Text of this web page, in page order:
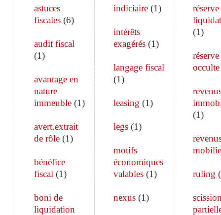
astuces
fiscales (6)
audit fiscal
(1)
avantage en
nature
immeuble (1)
avert.extrait
de rôle (1)
bénéfice
fiscal (1)
boni de
liquidation
indiciaire(1)
intérêts
exagérés(1)
langage fiscal
(1)
leasing (1)
legs(1)
motifs
économiques
valables(1)
nexus(1)
(1)
réserve
occulte
(1)
ruling (